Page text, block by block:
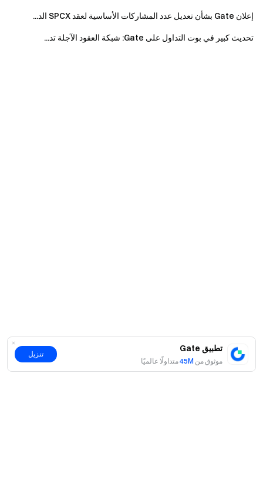
تطبيق Gate
موثوق من 45Mمتداولًا عالميًا
تنزيل
إعلان Gate بشأن تعديل عدد المشاركات الأساسية لعقد SPCX الد...
تحديث كبير في بوت التداول على Gate: شبكة العقود الآجلة تد...